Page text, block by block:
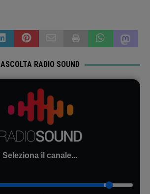
ASCOLTA RADIO SOUND
Seleziona il canale...